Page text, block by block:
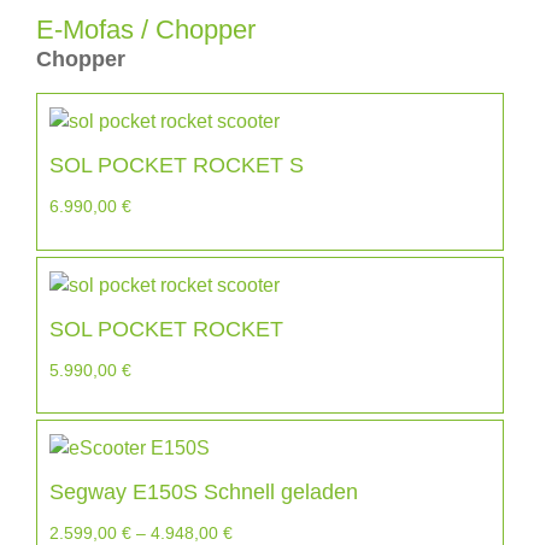
E-Mofas / Chopper
Chopper
SOL POCKET ROCKET S
6.990,00 €
SOL POCKET ROCKET
5.990,00 €
Segway E150S Schnell geladen
2.599,00 € – 4.948,00 €